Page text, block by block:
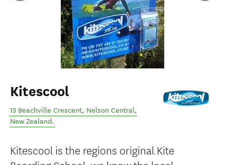
Kitescool
13 Beachville Crescent, Nelson Central,
New Zealand.
Kitescool is the regions original Kite